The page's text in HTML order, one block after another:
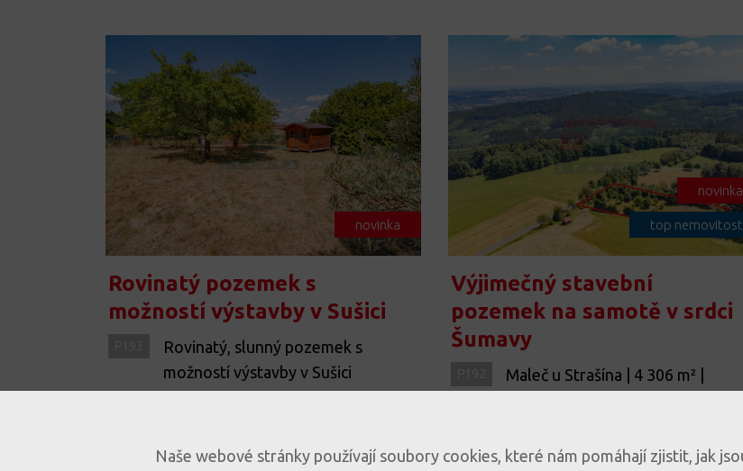
novinka
Rovinatý pozemek s
možností výstavby v Sušici
Rovinatý, slunný pozemek s
možností výstavby v Sušici
novinka
top nemovitost
Výjimečný stavební
pozemek na samotě v srdci
Šumavy
Maleč u Strašína | 4 306 m² |
Maleč u Strašína
Naše webové stránky používají soubory cookies, které nám pomáhají zjistit, jak